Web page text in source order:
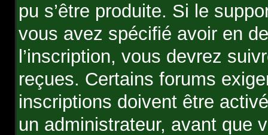
pu s’être produite. Si le
vous avez spécifié avoir en
l’inscription, vous devrez
reçues. Certains forums
inscriptions doivent être
un administrateur, avant que